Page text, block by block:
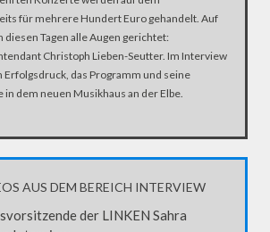
für mehrere Hundert Euro gehandelt. Auf
diesen Tagen alle Augen gerichtet:
Christoph Lieben-Seutter. Im Interview
Erfolgsdruck, das Programm und seine
dem neuen Musikhaus an der Elbe.
AUS DEM BEREICH INTERVIEW